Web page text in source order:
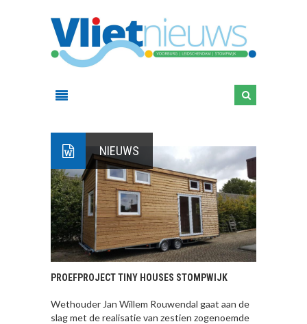
NIEUWS
PROEFPROJECT TINY HOUSES STOMPWIJK
Wethouder Jan Willem Rouwendal gaat aan de
slag met de realisatie van zestien zogenoemde